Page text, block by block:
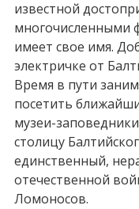
известной
многочисленными
имеет свое имя.
электричке от
Время в пути
посетить
музеи-
столицу
единственный,
отечественной
Ломоносов.